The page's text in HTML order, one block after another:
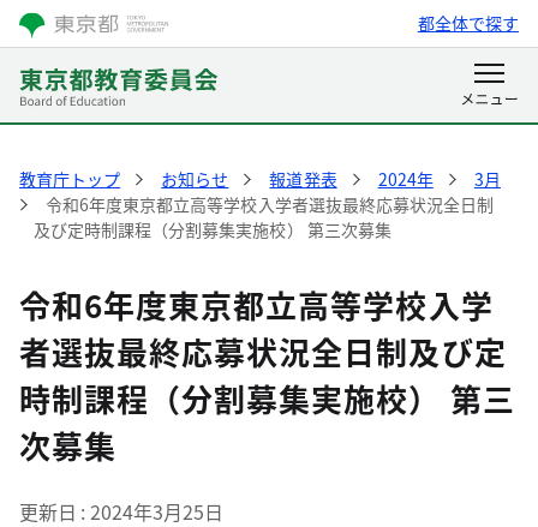
都全体で探す
教育庁トップ お知らせ 報道発表 2024年
3月
令和6年度東京都立高等学校入学者選抜最終応募状況全日制
及び定時制課程（分割募集実施校） 第三次募集
令和6年度東京都立高等学校入学
者選抜最終応募状況全日制及び定
時制課程（分割募集実施校） 第三
次募集
更新日 2024年3月25日